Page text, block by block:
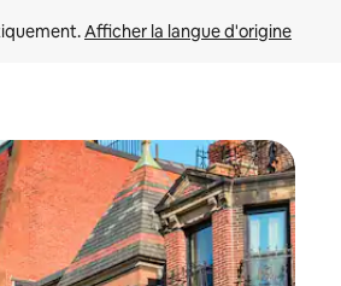
Afficher la langue d'origine